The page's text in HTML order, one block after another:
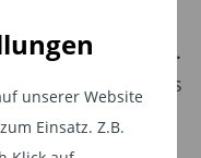
unserer Website
Einsatz. Z.B.
für
Portfolios
von Anlegern.